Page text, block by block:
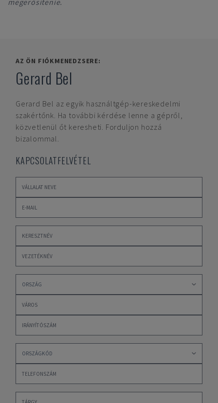
megerősítenie.
AZ ÖN FIÓKMENEDZSERE:
Gerard Bel
Gerard Bel az egyik használtgép-kereskedelmi
szakértőnk. Ha további kérdése lenne a gépről,
közvetlenül őt keresheti. Forduljon hozzá
bizalommal.
KAPCSOLATFELVÉTEL